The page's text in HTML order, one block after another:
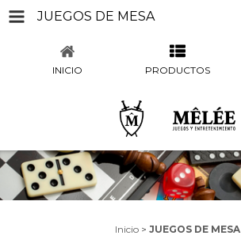
JUEGOS DE MESA
INICIO PRODUCTOS
Inicio > JUEGOS DE MESA